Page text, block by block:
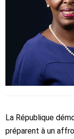
La République
préparent à un